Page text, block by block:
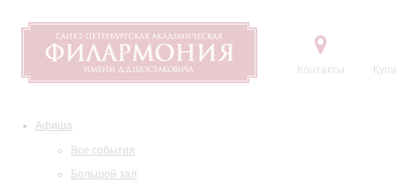
Контакты
Афиша
Все события
Большой зал